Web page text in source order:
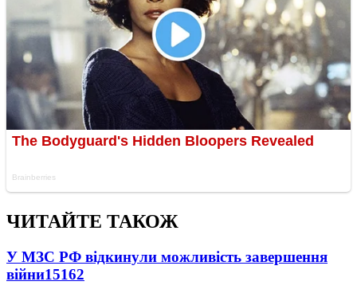
ЧИТАЙТЕ ТАКОЖ
У МЗС РФ відкинули можливість завершення
війни15162